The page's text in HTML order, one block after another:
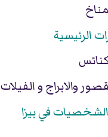
الرئيسية
والابراج و الفيلات
في بيزا